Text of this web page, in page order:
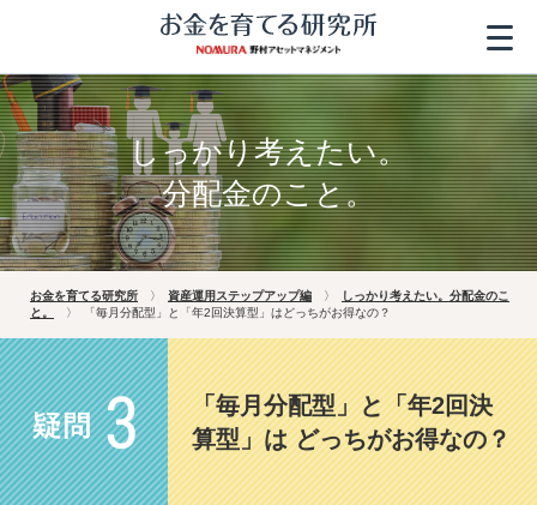
しっかり考えたい。
分配金のこと。
お金を育てる研究所 資産運用ステップアップ編
しっかり考えたい。分配金のこ
と。
「毎月分配型」と「年2回決算型」はどっちがお得なの？
「毎月分配型」と「年2回決
算型」はどっちがお得なの？